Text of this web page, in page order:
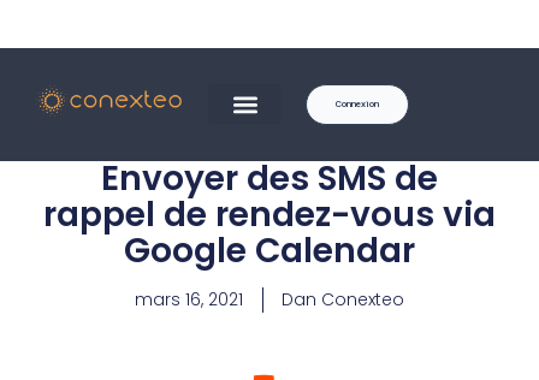
Connexion
Envoyer des SMS de
rappel de rendez-vous via
Google Calendar
mars 16, 2021 Dan Conexteo